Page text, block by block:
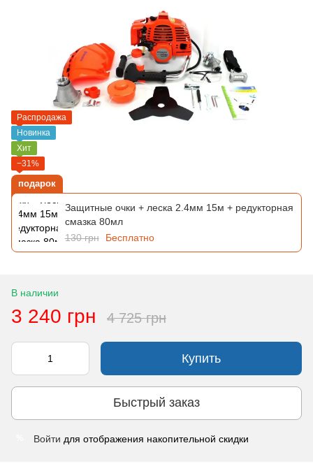
Распродажа
Новинка
Хит
−31%
подарок
Защитные очки + леска 2.4мм 15м + редукторная
смазка 80мл
130 грн
Бесплатно
В наличии
3 240 грн 4 725 грн
Купить
Быстрый заказ
Войти для отображения накопительной скидки